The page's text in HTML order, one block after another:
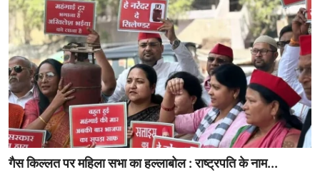
गैस किल्लत पर महिला सभा का हल्लाबोल : राष्ट्रपति के नाम...